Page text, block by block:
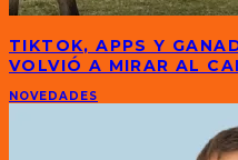
TIKTOK, APPS Y
VOLVIÓ A MIRAR AL
NOVEDADES